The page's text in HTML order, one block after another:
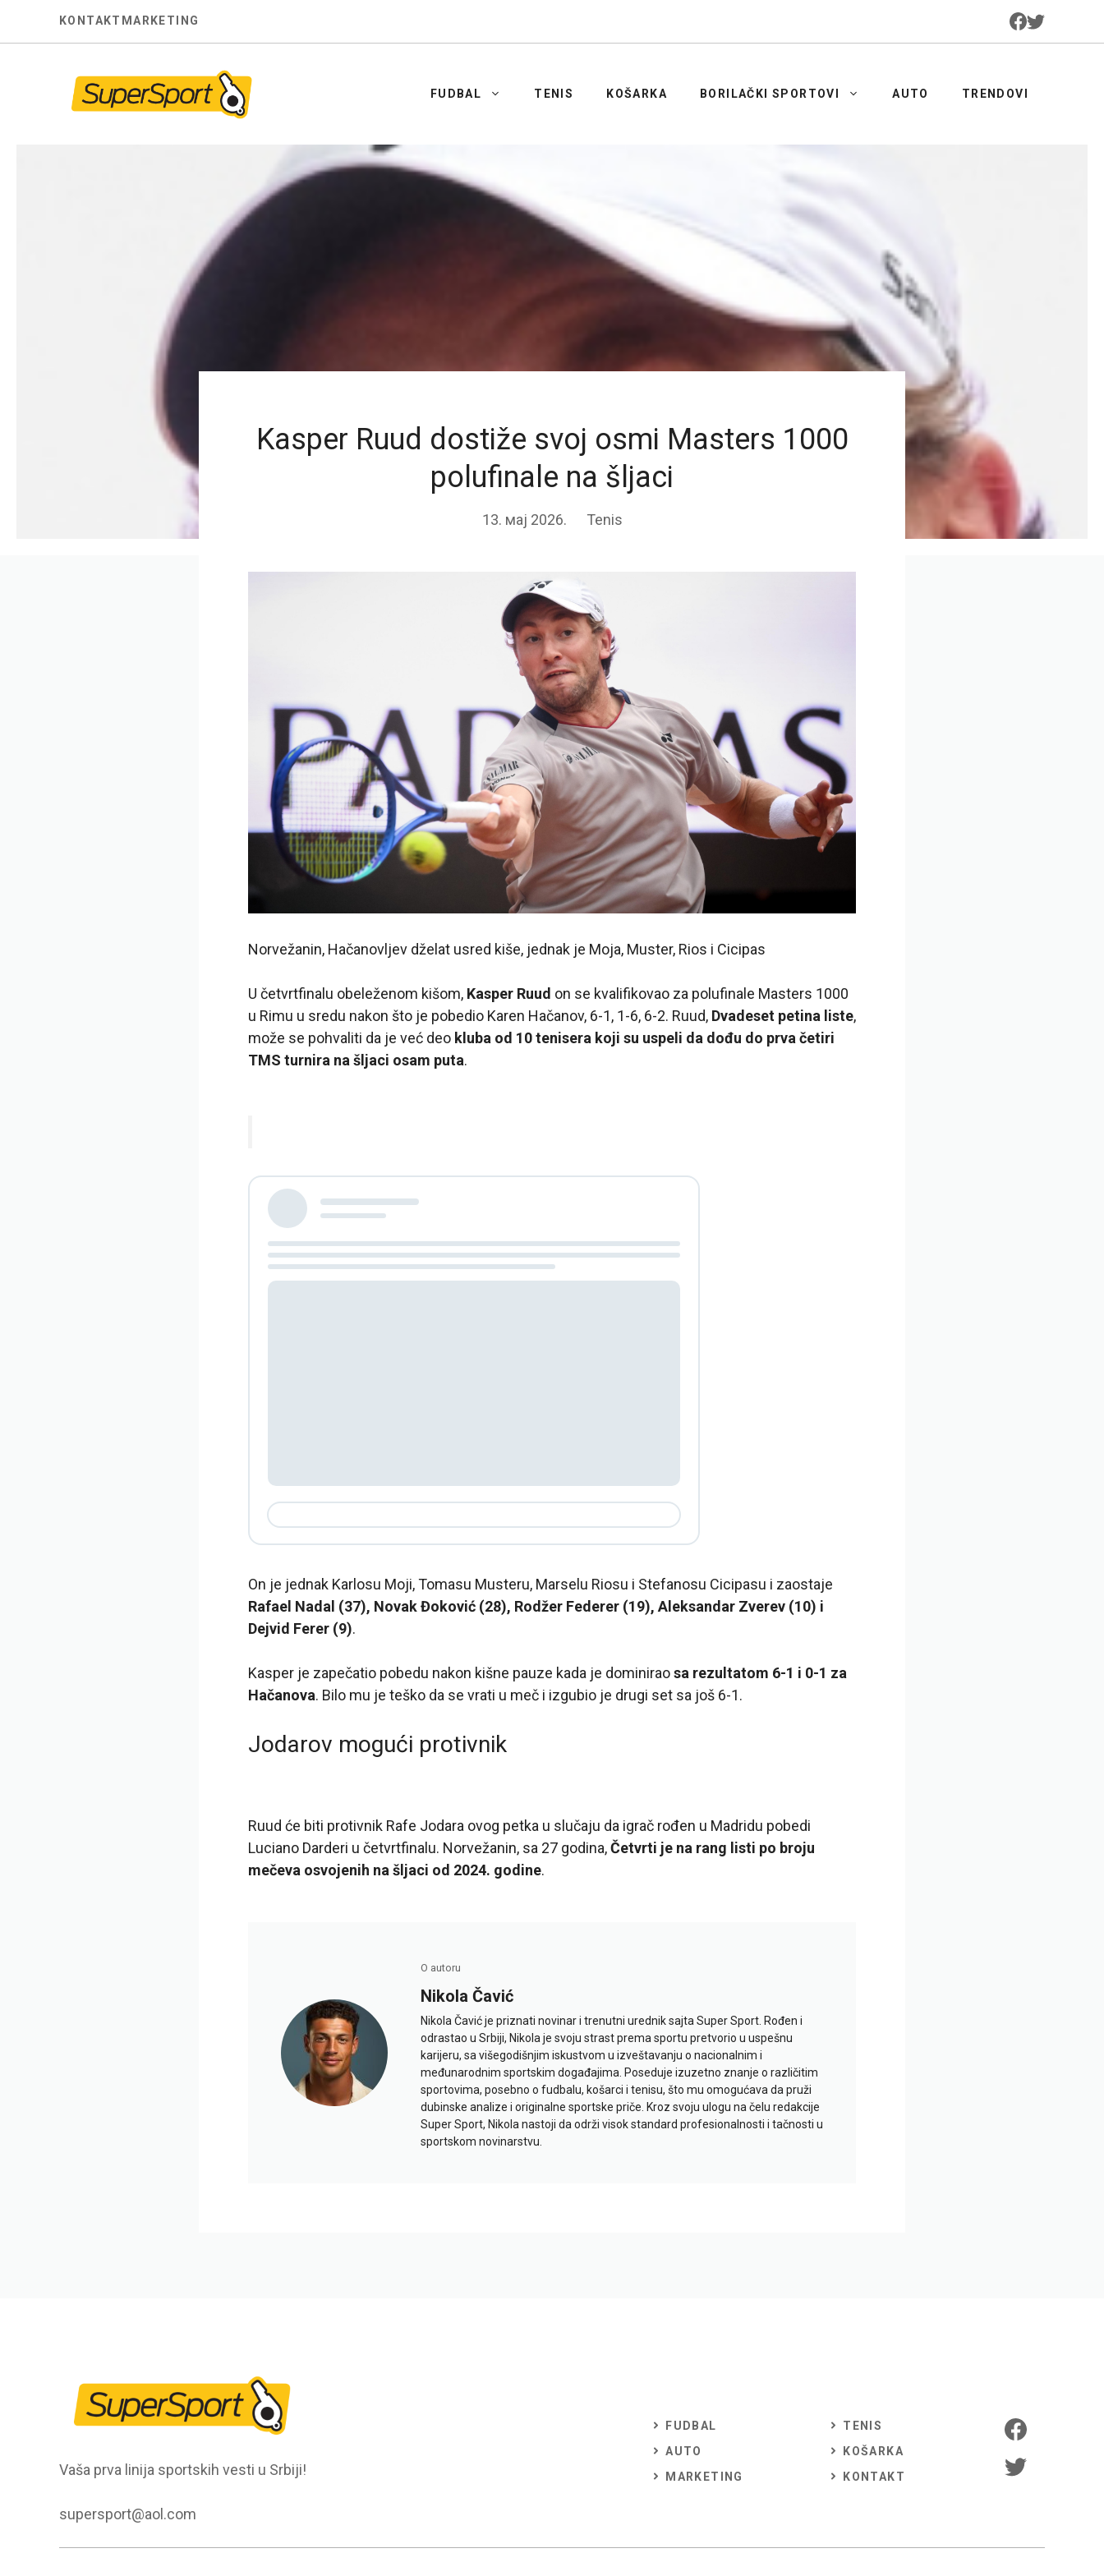
KONTAKT MARKETING
FUDBAL TENIS KOŠARKA BORILAČKI SPORTOVI AUTO TRENDOVI
Kasper Ruud dostiže svoj osmi Masters 1000
polufinale na šljaci
13. мај 2026. Tenis
Norvežanin, Hačanovljev dželat usred kiše, jednak je Moja, Muster, Rios i Cicipas
U četvrtfinalu obeleženom kišom, Kasper Ruud on se kvalifikovao za polufinale Masters 1000
u Rimu u sredu nakon što je pobedio Karen Hačanov, 6-1, 1-6, 6-2. Ruud, Dvadeset petina liste,
može se pohvaliti da je već deo kluba od 10 tenisera koji su uspeli da dođu do prva četiri
TMS turnira na šljaci osam puta.
On je jednak Karlosu Moji, Tomasu Musteru, Marselu Riosu i Stefanosu Cicipasu i zaostaje
Rafael Nadal (37), Novak Đoković (28), Rodžer Federer (19), Aleksandar Zverev (10) i
Dejvid Ferer (9).
Kasper je zapečatio pobedu nakon kišne pauze kada je dominiraosa rezultatom 6-1 i 0-1 za
Hačanova. Bilo mu je teško da se vrati u meč i izgubio je drugi set sa još 6-1.
Jodarov mogući protivnik
Ruud će biti protivnik Rafe Jodara ovog petka u slučaju da igrač rođen u Madridu pobedi
Luciano Darderi u četvrtfinalu. Norvežanin, sa 27 godina,Četvrti je na rang listi po broju
mečeva osvojenih na šljaci od 2024. godine.
O autoru
Nikola Čavić
Nikola Čavić je priznati novinar i trenutni urednik sajta Super Sport. Rođen i
odrastao u Srbiji, Nikola je svoju strast prema sportu pretvorio u uspešnu
karijeru, sa višegodišnjim iskustvom u izveštavanju o nacionalnim i
međunarodnim sportskim događajima. Poseduje izuzetno znanje o različitim
sportovima, posebno o fudbalu, košarci i tenisu, što mu omogućava da pruži
dubinske analize i originalne sportske priče. Kroz svoju ulogu na čelu redakcije
Super Sport, Nikola nastoji da održi visok standard profesionalnosti i tačnosti u
sportskom novinarstvu.
Vaša prva linija sportskih vesti u Srbiji!
supersport@aol.com
FUDBAL
AUTO
MARKETING
TENIS
KOŠARKA
KONTAKT